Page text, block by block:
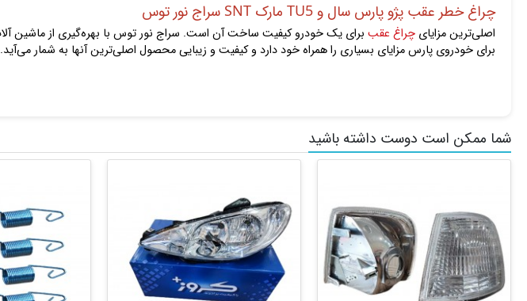
چراغ خطر عقب پژو پارس سال و TU5 مارک SNT سراج نور توس
اصلی‌ترین مزایای چراغ عقب
برای خودروی پارس مزایای بسیاری را همراه خود دارد و کیفیت و زیبایی محصول اصلی‌ترین آنها به شمار می‌آید.
شما ممکن است دوست داشته باشید